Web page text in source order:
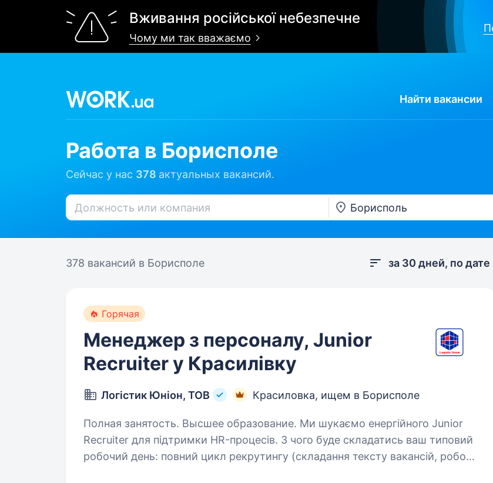
Вживання російської небезпечне
Чому ми так вважаємо
Найти вакансии
Работа в Борисполе
Сейчас у нас 378 актуальных вакансий.
378 вакансий в Борисполе за 30 дней, по дате
Горячая
Менеджер з персоналу, Junior
Recruiter у Красилівку
Логістик Юніон, ТОВ Красиловка, ищем в Борисполе
Полная занятость. Высшее образование. Ми шукаємо енергійного Junior
Recruiter для підтримки HR-процесів. З чого буде складатись ваш типовий
робочий день: повний цикл рекрутингу (складання тексту вакансій, робота